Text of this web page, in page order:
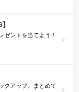
ゼントを当てよう！
クアップ。まとめて